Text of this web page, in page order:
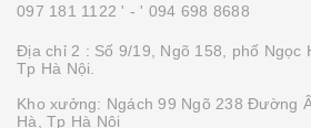
097 181 1122 ' - ' 094 698 8688
Địa chỉ 2 : Số 9/19, Ngõ 158, phố Ngọc
Tp Hà Nội.
Kho xưởng: Ngách 99 Ngõ 238 Đường
Hà, Tp Hà Nội